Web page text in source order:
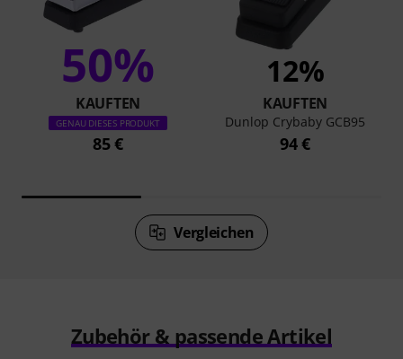
50%
KAUFTEN
GENAU DIESES PRODUKT
85 €
12%
KAUFTEN
Dunlop Crybaby GCB95
94 €
Vergleichen
Zubehör & passende Artikel